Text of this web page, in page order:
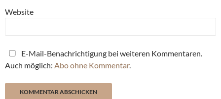
Website
E-Mail-Benachrichtigung bei weiteren Kommentaren.
Auch möglich: Abo ohne Kommentar.